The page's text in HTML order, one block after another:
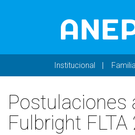
Institucional
Postulaciones
Fulbright